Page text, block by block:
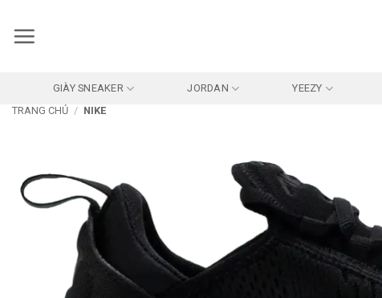
qua
GIÀY SNEAKER JORDAN YEEZY
TRANG CHỦ / NIKE